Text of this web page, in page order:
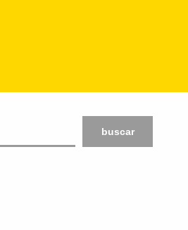
buscar